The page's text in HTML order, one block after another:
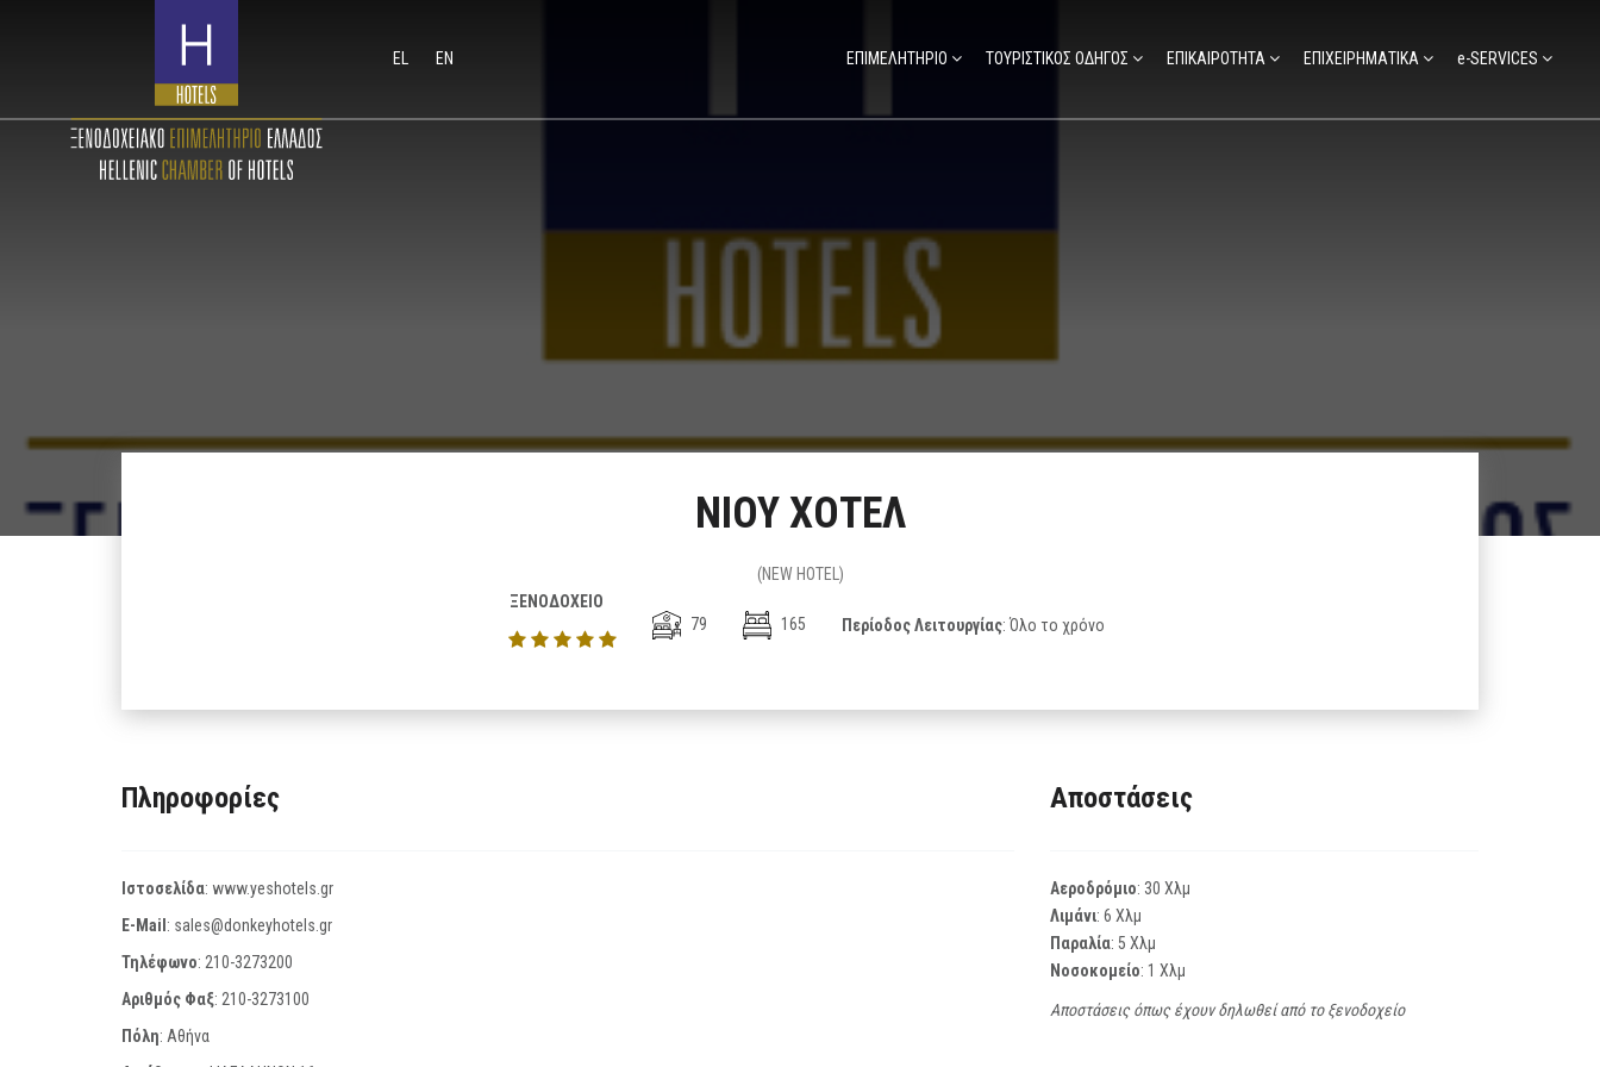
EL EN ΕΠΙΜΕΛΗΤΗΡΙΟ ΤΟΥΡΙΣΤΙΚΟΣ ΟΔΗΓΟΣ ΕΠΙΚΑΙΡΟΤΗΤΑ ΕΠΙΧΕΙΡΗΜΑΤΙΚΑ e-SERVICES
ΝΙΟΥ ΧΟΤΕΛ
(NEW HOTEL)
ΞΕΝΟΔΟΧΕΙΟ
79
165 Περίοδος Λειτουργίας: Όλο το χρόνο
Πληροφορίες
Ιστοσελίδα: www.yeshotels.gr
E-Mail : sales@donkeyhotels.gr
Τηλέφωνο: 210-3273200
Αριθμός Φαξ: 210-3273100
Πόλη: Αθήνα
Αποστάσεις
Αεροδρόμιο: 30 Χλμ
Λιμάνι: 6 Χλμ
Παραλία: 5 Χλμ
Νοσοκομείο: 1 Χλμ
Αποστάσεις όπως έχουν δηλωθεί από το ξενοδοχείο